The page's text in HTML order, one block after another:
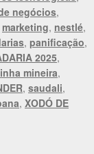
negócios,
marketing, nestlé,
, panificação,
2025,
mineira,
, saudali,
, XODÓ DE